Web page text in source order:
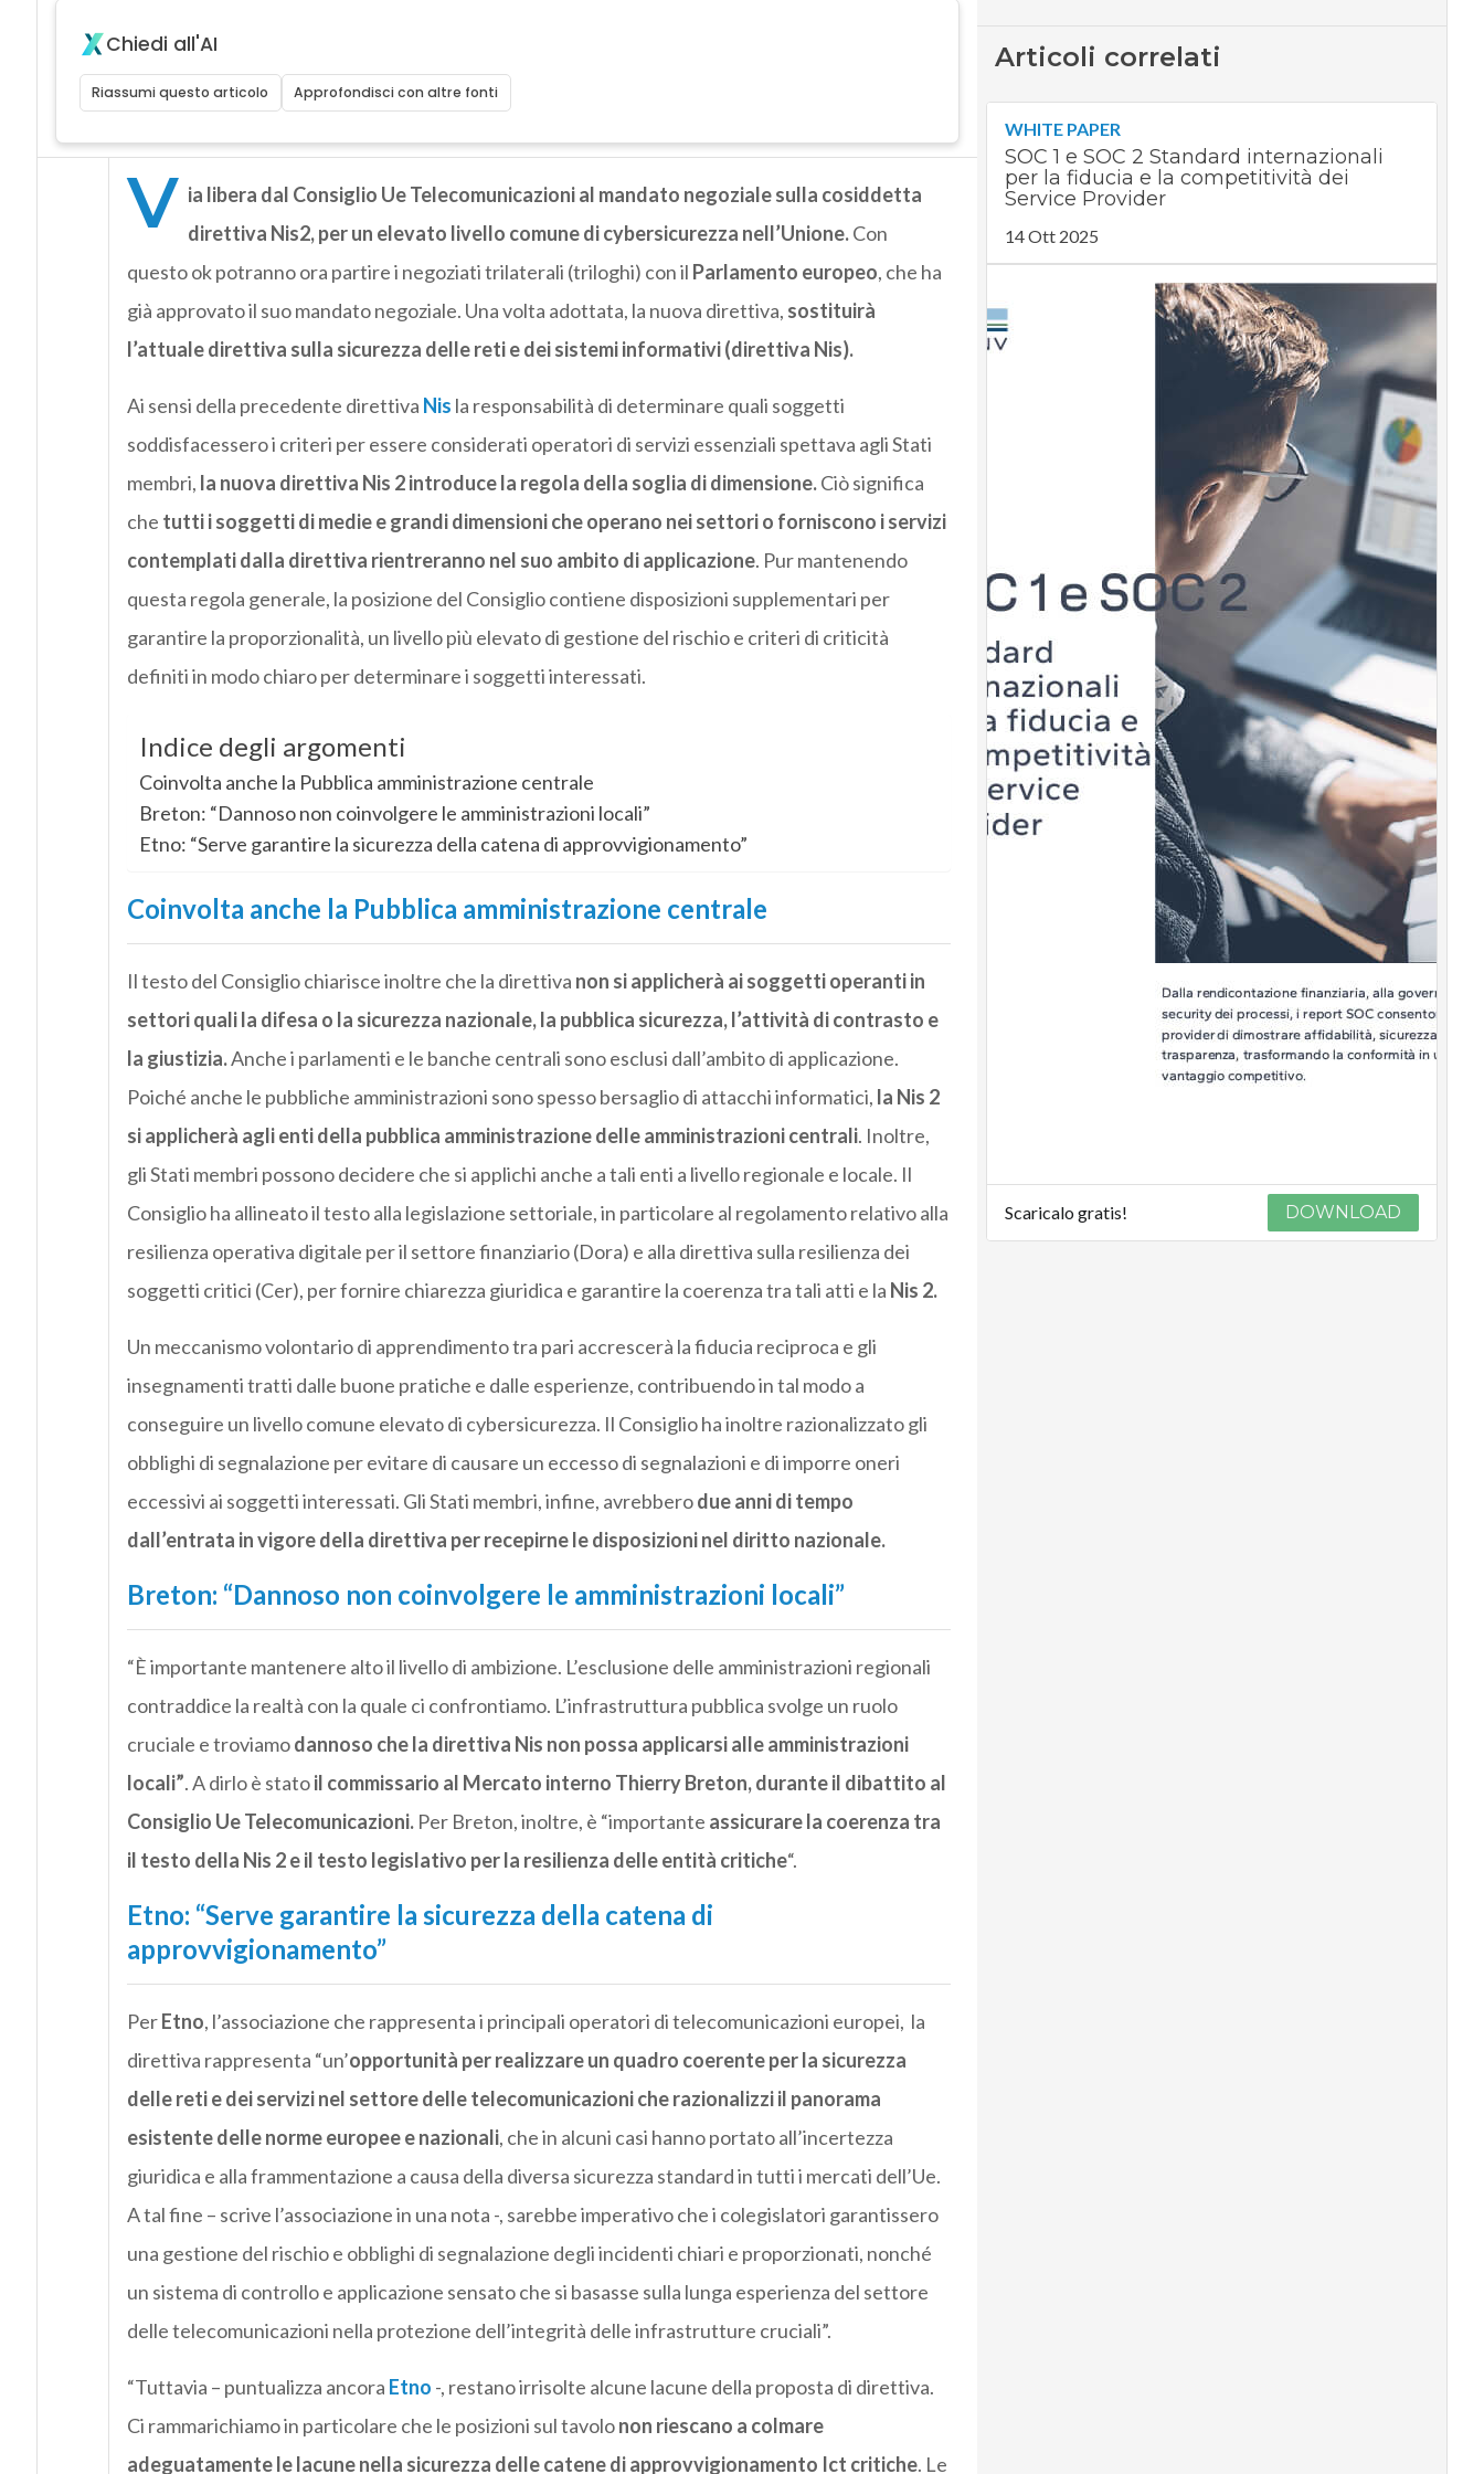
Chiedi all'AI
Riassumi questo articolo Approfondisci con altre fonti
V ia libera dal Consiglio Ue Telecomunicazioni al mandato negoziale sulla cosiddetta
direttiva Nis2, per un elevato livello comune di cybersicurezza nell’Unione.Con
questo ok potranno ora partire i negoziati trilaterali (triloghi) con il Parlamento europeo, che ha
già approvato il suo mandato negoziale. Una volta adottata, la nuova direttiva, sostituirà
l’attuale direttiva sulla sicurezza delle reti e dei sistemi informativi (direttiva Nis).
Ai sensi della precedente direttiva Nis la responsabilità di determinare quali soggetti
soddisfacessero i criteri per essere considerati operatori di servizi essenziali spettava agli Stati
membri, la nuova direttiva Nis 2 introduce la regola della soglia di dimensione.Ciò significa
che tutti i soggetti di medie e grandi dimensioni che operano nei settori o forniscono i servizi
contemplati dalla direttiva rientreranno nel suo ambito di applicazione. Pur mantenendo
questa regola generale, la posizione del Consiglio contiene disposizioni supplementari per
garantire la proporzionalità, un livello più elevato di gestione del rischio e criteri di criticità
definiti in modo chiaro per determinare i soggetti interessati.
Indice degli argomenti
Coinvolta anche la Pubblica amministrazione centrale
Breton: “Dannoso non coinvolgere le amministrazioni locali”
Etno: “Serve garantire la sicurezza della catena di approvvigionamento”
Coinvolta anche la Pubblica amministrazione centrale
Il testo del Consiglio chiarisce inoltre che la direttiva non si applicherà ai soggetti operanti in
settori quali la difesa o la sicurezza nazionale, la pubblica sicurezza, l’attività di contrasto e
la giustizia.Anche i parlamenti e le banche centrali sono esclusi dall’ambito di applicazione.
Poiché anche le pubbliche amministrazioni sono spesso bersaglio di attacchi informatici, la Nis 2
si applicherà agli enti della pubblica amministrazione delle amministrazioni centrali. Inoltre,
gli Stati membri possono decidere che si applichi anche a tali enti a livello regionale e locale. Il
Consiglio ha allineato il testo alla legislazione settoriale, in particolare al regolamento relativo alla
resilienza operativa digitale per il settore finanziario (Dora) e alla direttiva sulla resilienza dei
soggetti critici (Cer), per fornire chiarezza giuridica e garantire la coerenza tra tali atti e la Nis 2.
Un meccanismo volontario di apprendimento tra pari accrescerà la fiducia reciproca e gli
insegnamenti tratti dalle buone pratiche e dalle esperienze, contribuendo in tal modo a
conseguire un livello comune elevato di cybersicurezza. Il Consiglio ha inoltre razionalizzato gli
obblighi di segnalazione per evitare di causare un eccesso di segnalazioni e di imporre oneri
eccessivi ai soggetti interessati. Gli Stati membri, infine, avrebberodue anni di tempo
dall’entrata in vigore della direttiva per recepirne le disposizioni nel diritto nazionale.
Breton: “Dannoso non coinvolgere le amministrazioni locali”
“È importante mantenere alto il livello di ambizione. L’esclusione delle amministrazioni regionali
contraddice la realtà con la quale ci confrontiamo. L’infrastruttura pubblica svolge un ruolo
cruciale e troviamodannoso che la direttiva Nis non possa applicarsi alle amministrazioni
locali”. A dirlo è statoil commissario al Mercato interno Thierry Breton, durante il dibattito al
Consiglio Ue Telecomunicazioni.Per Breton, inoltre, è “importante assicurare la coerenza tra
il testo della Nis 2 e il testo legislativo per la resilienza delle entità critiche“.
Etno: “Serve garantire la sicurezza della catena di
approvvigionamento”
PerEtno, l’associazione che rappresenta i principali operatori di telecomunicazioni europei, la
direttiva rappresenta “un’opportunità per realizzare un quadro coerente per la sicurezza
delle reti e dei servizi nel settore delle telecomunicazioni che razionalizzi il panorama
esistente delle norme europee e nazionali, che in alcuni casi hanno portato all’incertezza
giuridica e alla frammentazione a causa della diversa sicurezza standard in tutti i mercati dell’Ue.
A tal fine – scrive l’associazione in una nota -, sarebbe imperativo che i colegislatori garantissero
una gestione del rischio e obblighi di segnalazione degli incidenti chiari e proporzionati, nonché
un sistema di controllo e applicazione sensato che si basasse sulla lunga esperienza del settore
delle telecomunicazioni nella protezione dell’integrità delle infrastrutture cruciali”.
“Tuttavia – puntualizza ancora Etno -, restano irrisolte alcune lacune della proposta di direttiva.
Ci rammarichiamo in particolare che le posizioni sul tavolonon riescano a colmare
adeguatamente le lacune nella sicurezza delle catene di approvvigionamento Ict critiche. Le
Articoli correlati
WHITE PAPER
SOC 1 e SOC 2 Standard internazionali
per la fiducia e la competitività dei
Service Provider
14 Ott 2025
Scaricalo gratis! DOWNLOAD